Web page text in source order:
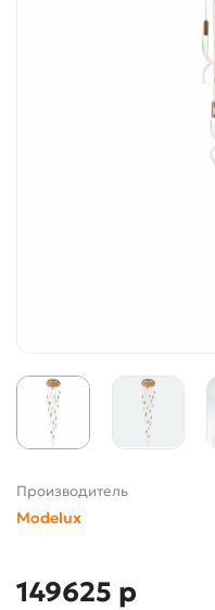
Производитель
Modelux
149625 р